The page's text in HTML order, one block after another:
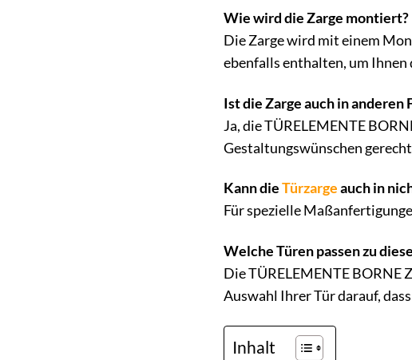
Wie wird die Zarge montiert?
Die Zarge wird mit einem
ebenfalls enthalten, um
Ist die Zarge auch in
Ja, die TÜRELEMENTE
Gestaltungswünschen
Kann dieTürzargeauch in
Für spezielle
Welche Türen passen zu
Die TÜRELEMENTE BORNE
Auswahl Ihrer Tür darauf,
Inhalt